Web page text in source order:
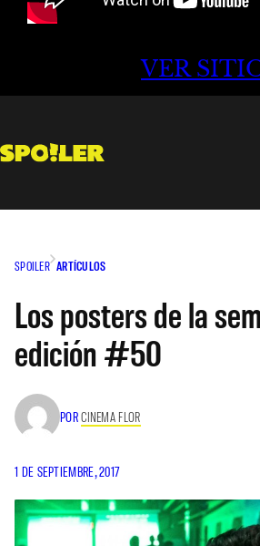
VER
SPOILER ARTÍCULOS
Los posters de la
edición #50
PORCINEMA FLOR
1 DE SEPTIEMBRE, 2017